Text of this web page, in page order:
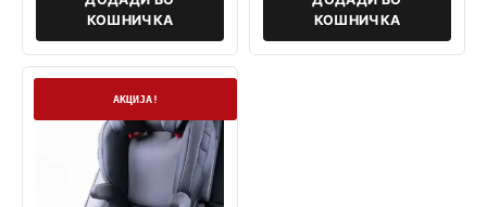
КОШНИЧКА
КОШНИЧКА
Нема залихаАКЦИЈА!